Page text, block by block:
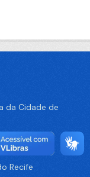
da Cidade de
de Dados
Recife